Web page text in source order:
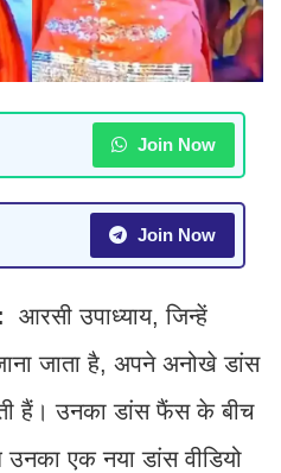
Join Now
Join Now
आरसी उपाध्याय, जिन्हें
जाता है, अपने अनोखे डांस
हैं। उनका डांस फैंस के बीच
एक नया डांस वीडियो